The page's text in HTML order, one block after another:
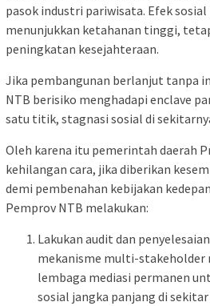
pasok industri pariwisata. Efek
menunjukkan ketahanan tinggi,
peningkatan kesejahteraan.
Jika pembangunan berlanjut tanpa
NTB berisiko menghadapi enclave
satu titik, stagnasi sosial di
Oleh karena itu pemerintah daerah
kehilangan cara, jika diberikan
demi pembenahan kebijakan
Pemprov NTB melakukan:
Lakukan audit dan
mekanisme multi-stakeholder
lembaga mediasi permanen
sosial jangka panjang di sekitar